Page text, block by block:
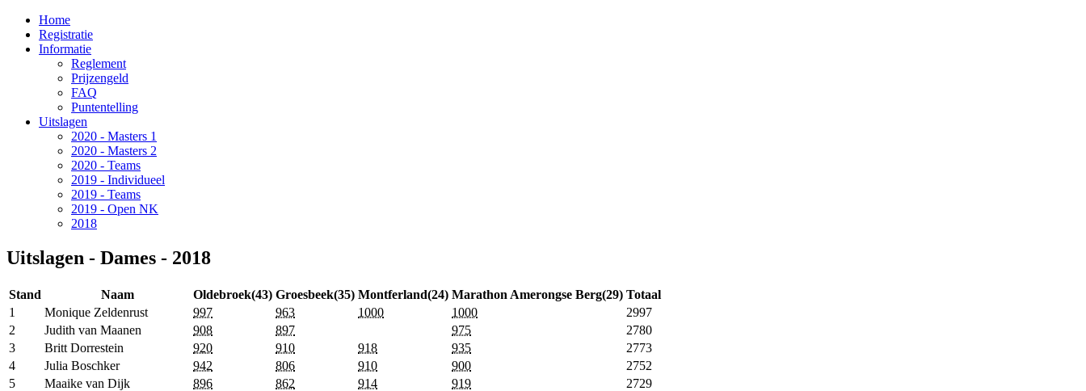
Home
Registratie
Informatie
Reglement
Prijzengeld
FAQ
Puntentelling
Uitslagen
2020 - Masters 1
2020 - Masters 2
2020 - Teams
2019 - Individueel
2019 - Teams
2019 - Open NK
2018
Uitslagen - Dames - 2018
Stand Naam Oldebroek(43) Groesbeek(35) Montferland(24) Marathon Amerongse Berg(29) Totaal
1
Monique Zeldenrust 997 963 1000 1000
2997
2
Judith van Maanen 908 897 975
2780
3
Britt Dorrestein 920 910 918 935
2773
4
Julia Boschker 942 806 910 900
2752
5
Maaike van Dijk 896 862 914 919
2729